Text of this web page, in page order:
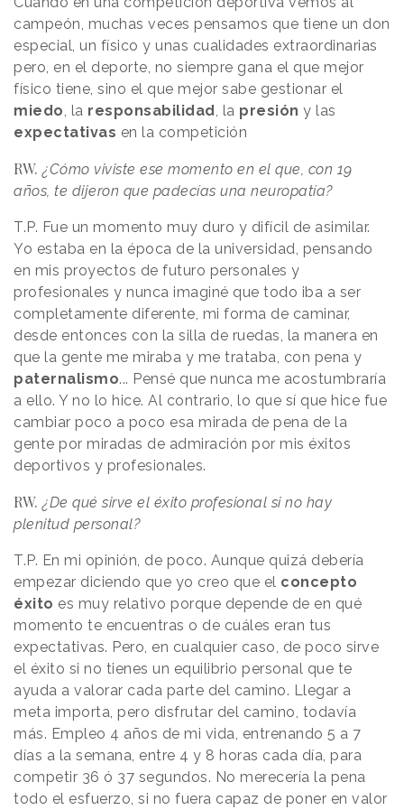
campeón, muchas veces pensamos que tiene un don
especial, un físico y unas cualidades extraordinarias
pero, en el deporte, no siempre gana el que mejor
físico tiene, sino el que mejor sabe gestionar el
miedo, la responsabilidad , la presión y las
expectativas en la competición
RW.¿Cómo viviste ese momento en el que, con 19
años, te dijeron que padecías una neuropatía?
T.P. Fue un momento muy duro y difícil de asimilar.
Yo estaba en la época de la universidad, pensando
en mis proyectos de futuro personales y
profesionales y nunca imaginé que todo iba a ser
completamente diferente, mi forma de caminar,
desde entonces con la silla de ruedas, la manera en
que la gente me miraba y me trataba, con pena y
paternalismo... Pensé que nunca me acostumbraría
a ello. Y no lo hice. Al contrario, lo que sí que hice fue
cambiar poco a poco esa mirada de pena de la
gente por miradas de admiración por mis éxitos
deportivos y profesionales.
RW.¿De qué sirve el éxito profesional si no hay
plenitud personal?
T.P. En mi opinión, de poco. Aunque quizá debería
empezar diciendo que yo creo que el concepto
éxito es muy relativo porque depende de en qué
momento te encuentras o de cuáles eran tus
expectativas. Pero, en cualquier caso, de poco sirve
el éxito si no tienes un equilibrio personal que te
ayuda a valorar cada parte del camino. Llegar a
meta importa, pero disfrutar del camino, todavía
más. Empleo 4 años de mi vida, entrenando 5 a 7
días a la semana, entre 4 y 8 horas cada día, para
competir 36 ó 37 segundos. No merecería la pena
todo el esfuerzo, si no fuera capaz de poner en valor